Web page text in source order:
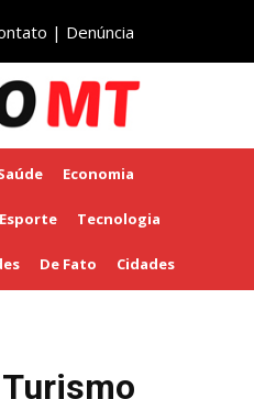
| Denúncia
Economia
Esporte Tecnologia
De Fato Cidades